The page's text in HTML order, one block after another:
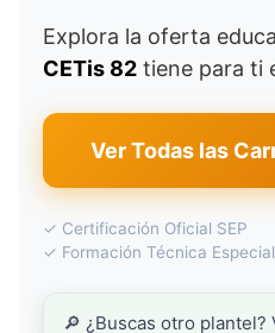
Explora la oferta
CETis 82 tiene para ti
Ver Todas las
✓ Certificación Oficial SEP
✓ Formación Técnica
🔎 ¿Buscas otro plantel?